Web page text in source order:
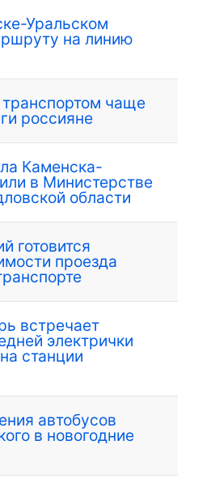
Уральском
на линию
чаще
россияне
Каменска-
в Министерстве
области
готовится
проезда
встречает
электрички
станции
автобусов
в новогодние